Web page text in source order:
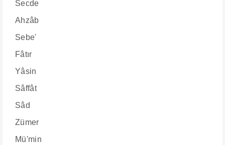
Secde
Ahzâb
Sebe'
Fâtır
Yâsin
Sâffât
Sâd
Zümer
Mü'min